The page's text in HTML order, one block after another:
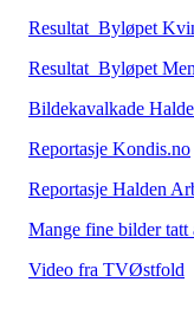
Resultat_Byløpet
Resultat_Byløpet
Bildekavalkade
Reportasje Kondis.no
Reportasje Halden
Mange fine bilder tatt
Video fra TVØstfold